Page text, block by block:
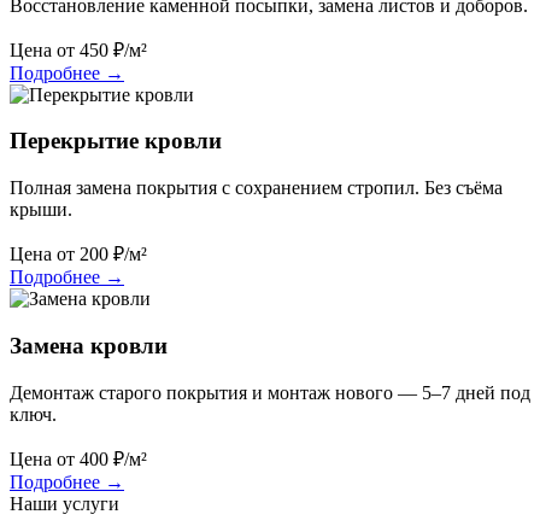
Восстановление каменной посыпки, замена листов и доборов.
Цена от 450 ₽/м²
Подробнее →
Перекрытие кровли
Полная замена покрытия с сохранением стропил. Без съёма
крыши.
Цена от 200 ₽/м²
Подробнее →
Замена кровли
Демонтаж старого покрытия и монтаж нового — 5–7 дней под
ключ.
Цена от 400 ₽/м²
Подробнее →
Наши услуги